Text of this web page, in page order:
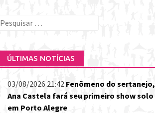
Pesquisar
ÚLTIMAS NOTÍCIAS
03/08/2026 21:42 Fenômeno do sertanejo,
Ana Castela fará seu primeiro show solo
em Porto Alegre